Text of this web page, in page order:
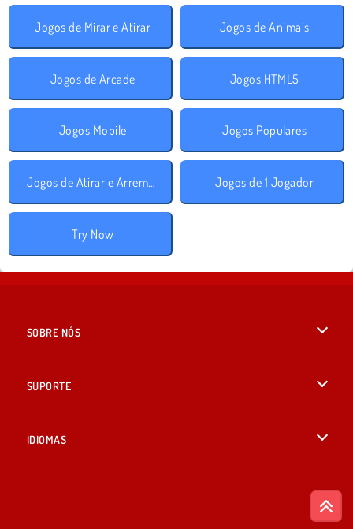
Jogos de Mirar e Atirar Jogos de Animais
Jogos de Arcade Jogos HTML5
Jogos Mobile Jogos Populares
Jogos de Atirar e Arremessar Jogos de 1 Jogador
Try Now
SOBRE NÓS
SUPORTE
IDIOMAS